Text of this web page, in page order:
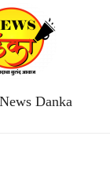
Danka